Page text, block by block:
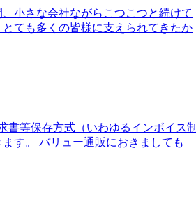
小さな会社ながらこつこつと続けて
ても多くの皆様に支えられてきたか
書等保存方式（いわゆるインボイス制
す。 バリュー通販におきましても